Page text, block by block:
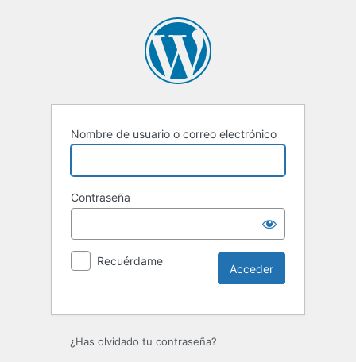
Nombre de usuario o correo electrónico
Contraseña
Recuérdame
¿Has olvidado tu contraseña?